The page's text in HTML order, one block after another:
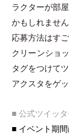
ラクターが部
かもしれません
応募方法はす
クリーンショ
タグをつけて
アクスタをゲ
■ 公式ツイッ
■ イベント期